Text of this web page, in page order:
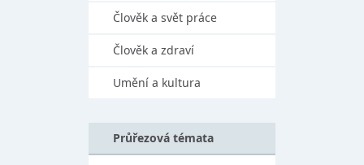
Člověk a svět práce
Člověk a zdraví
Umění a kultura
Průřezová témata